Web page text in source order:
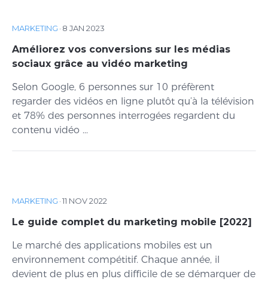
MARKETING · 8 JAN 2023
Améliorez vos conversions sur les médias
sociaux grâce au vidéo marketing
Selon Google, 6 personnes sur 10 préfèrent
regarder des vidéos en ligne plutôt qu’à la télévision
et 78% des personnes interrogées regardent du
contenu vidéo ...
MARKETING ·11 NOV 2022
Le guide complet du marketing mobile [2022]
Le marché des applications mobiles est un
environnement compétitif. Chaque année, il
devient de plus en plus difficile de se démarquer de